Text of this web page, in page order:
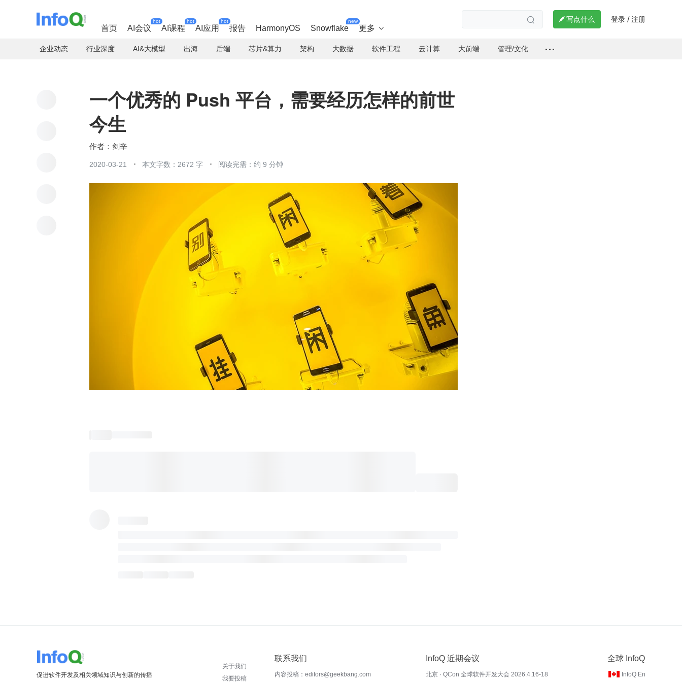
首页 AI会议
hot
AI课程
hot
AI应用
hot
报告 HarmonyOS Snowflake
new
更多 
  写点什么 登录 / 注册
企业动态 行业深度 AI&大模型 出海 后端 芯片&算力 架构 大数据 软件工程 云计算 大前端 管理/文化
一个优秀的 Push 平台，需要经历怎样的前世
今生
剑辛
2020-03-21 本文字数：2672 字 阅读完需：约 9 分钟
促进软件开发及相关领域知识与创新的传播
关于我们
我要投稿
联系我们
内容投稿：editors@geekbang.com
InfoQ 近期会议
北京 · QCon 全球软件开发大会 2026.4.16-18
全球 InfoQ
InfoQ En